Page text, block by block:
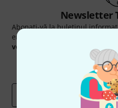
Newsletter
Abonați-vă la buletinul
engleză și, cu puțin noroc,
voucherele
în valoare de50 €
Contribuții